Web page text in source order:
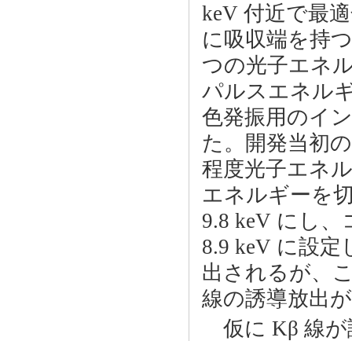
keV 付近で最
に吸収端を持
つの光子エネ
パルスエネル
色発振用のイ
た。開発当初
程度光子エネ
エネルギーを
9.8 keV にし
8.9 keV に設
出されるが、
線の誘導放出
仮に Kβ 線が